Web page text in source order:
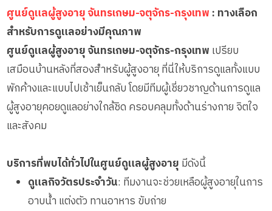
ผู้ป่วยที่มาพักฟื้นทำแผลกดทับ
ผู้ป่วยพักฟื้นหลังผ่าตัด
แพทย์เฉพาะทาง
อาหารตามโภชนาการ
ดูแลความสะอาด ซักผ้า
กายภาพบำบัด
กิจกรรมนันทนาการ
รายงานข้อมูลสุขภาพ
ศูนย์ดูแลผู้สูงอายุ จันทรเกษม-จตุจักร-กรุงเทพ : ทางเลือก
สำหรับการดูแลอย่างมีคุณภาพ
ศูนย์ดูแลผู้สูงอายุ จันทรเกษม-จตุจักร-กรุงเทพ เปรียบ
เสมือนบ้านหลังที่สองสำหรับผู้สูงอายุ ที่นี่ให้บริการดูแลทั้งแบบ
พักค้างและแบบไปเช้าเย็นกลับ โดยมีทีมผู้เชี่ยวชาญด้านการดูแล
ผู้สูงอายุคอยดูแลอย่างใกล้ชิด ครอบคลุมทั้งด้านร่างกาย จิตใจ
และสังคม
บริการที่พบได้ทั่วไปในศูนย์ดูแลผู้สูงอายุ มีดังนี้
ดูแลกิจวัตรประจำวัน: ทีมงานจะช่วยเหลือผู้สูงอายุในการ
อาบน้ำ แต่งตัว ทานอาหาร ขับถ่าย